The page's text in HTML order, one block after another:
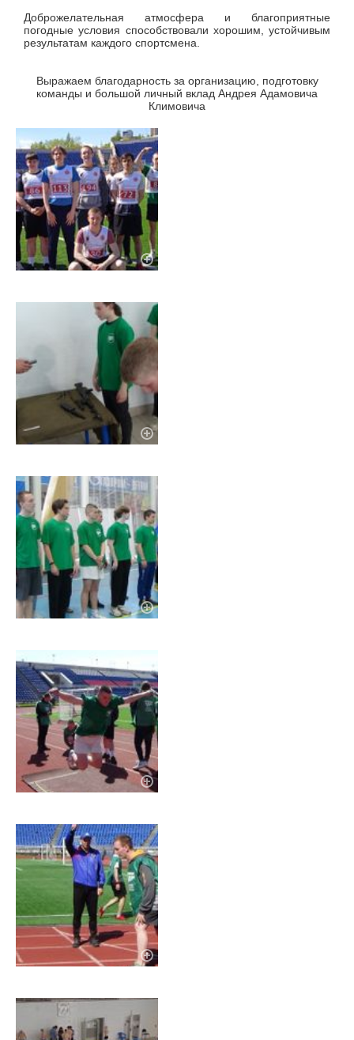
Доброжелательная атмосфера и благоприятные
погодные условия способствовали хорошим, устойчивым
результатам каждого спортсмена.
Выражаем благодарность за организацию, подготовку
команды и большой личный вклад Андрея Адамовича
Климовича